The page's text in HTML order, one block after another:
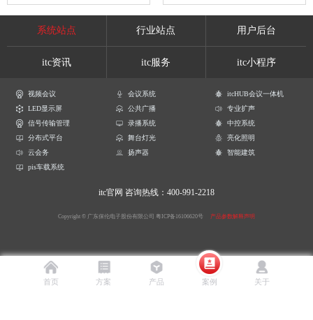
系统站点 行业站点 用户后台
itc资讯 itc服务 itc小程序
视频会议 会议系统
itcHUB会议一体机
LED显示屏
公共广播
专业扩声
信号传输管理
录播系统
中控系统
分布式平台
舞台灯光
亮化照明
云会务
扬声器
智能建筑
pis车载系统
itc官网 咨询热线：400-991-2218
Copyright © 广东保伦电子股份有限公司 粤ICP备16106620号 产品参数解释声明
首页 方案 产品 案例 关于